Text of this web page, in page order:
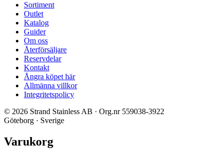
Sortiment
Outlet
Katalog
Guider
Om oss
Återförsäljare
Reservdelar
Kontakt
Ångra köpet här
Allmänna villkor
Integritetspolicy
© 2026 Strand Stainless AB · Org.nr 559038-3922
Göteborg · Sverige
Varukorg